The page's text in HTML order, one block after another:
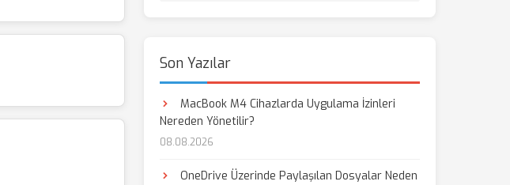
Son Yazılar
MacBook M4 Cihazlarda Uygulama İzinleri
Nereden Yönetilir?
08.08.2026
OneDrive Üzerinde Paylaşılan Dosyalar Neden